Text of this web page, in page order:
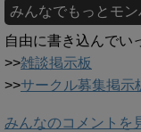
みんなでもっとモン
自由に書き込んでい
>>雑談掲示板
>>サークル募集掲示
みんなのコメントを